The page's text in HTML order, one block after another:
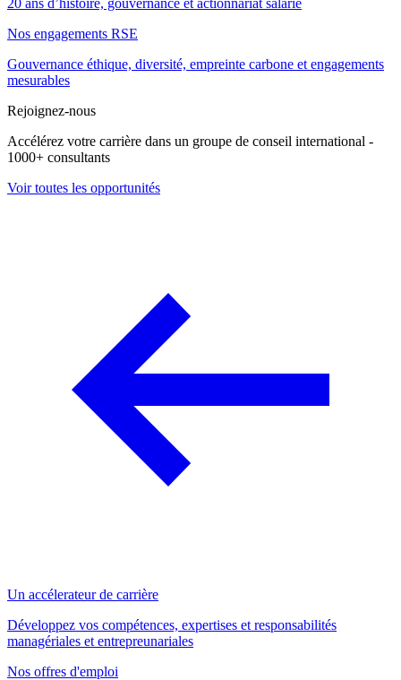
Nos engagements RSE
Gouvernance éthique, diversité, empreinte carbone et engagements
mesurables
Rejoignez-nous
Accélérez votre carrière dans un groupe de conseil international -
1000+ consultants
Voir toutes les opportunités
Un accélerateur de carrière
Développez vos compétences, expertises et responsabilités
managériales et entrepreunariales
Nos offres d'emploi